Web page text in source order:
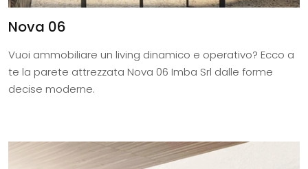
Nova 06
Vuoi ammobiliare un living dinamico e operativo? Ecco a
te la parete attrezzata Nova 06 Imba Srl dalle forme
decise moderne.